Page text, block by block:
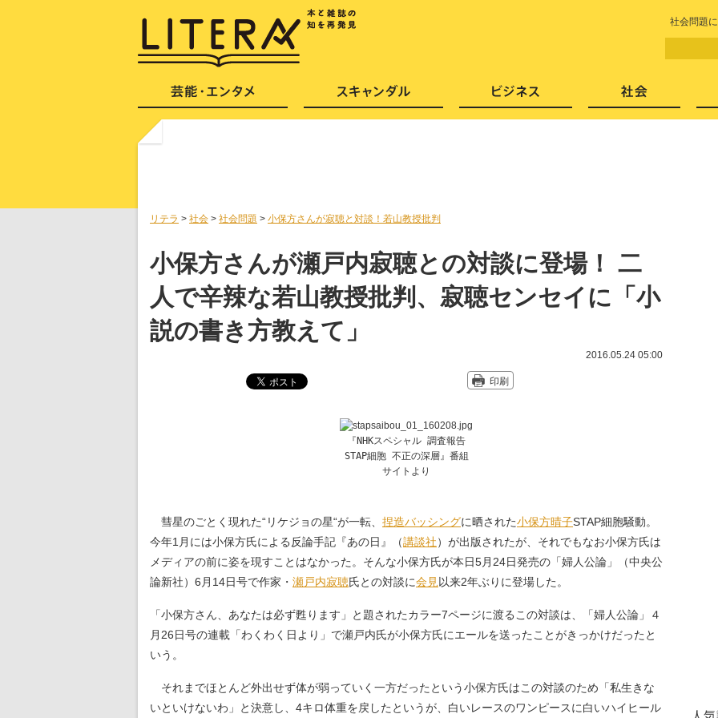
社会問題
リテラ > 社会 > 社会問題 > 小保方さんが寂聴と対談！若山教授批判
小保方さんが瀬戸内寂聴との対談に登場！ 二
人で辛辣な若山教授批判、寂聴センセイに「小
説の書き方教えて」
2016.05.24 05:00
印刷
『NHKスペシャル 調査報告
STAP細胞 不正の深層』番組
サイトより
彗星のごとく現れた“リケジョの星“が一転、 捏造バッシングに晒された小保方晴子STAP細胞騒動。
今年1月には小保方氏による反論手記『あの日』（講談社）が出版されたが、それでもなお小保方氏は
メディアの前に姿を現すことはなかった。そんな小保方氏が本日5月24日発売の「婦人公論」（中央公
論新社）6月14日号で作家・ 瀬戸内寂聴氏との対談に会見以来2年ぶりに登場した。
「小保方さん、あなたは必ず甦ります」と題されたカラー7ページに渡るこの対談は、「婦人公論」４
月26日号の連載「わくわく日より」で瀬戸内氏が小保方氏にエールを送ったことがきっかけだったと
いう。
それまでほとんど外出せず体が弱っていく一方だったという小保方氏はこの対談のため「私生きな
いといけないわ」と決意し、4キロ体重を戻したというが、白いレースのワンピースに白いハイヒール
芸能・エンタメ スキャンダル